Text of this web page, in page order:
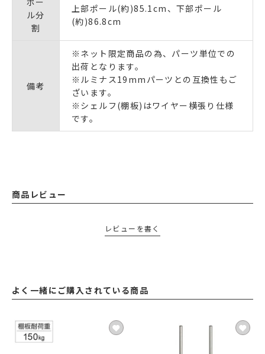
ル分
割
上部ポール(約)85.1cm、下部ポール
(約)86.8cm
備考
※ネット限定商品の為、パーツ単位での
出荷となります。
※ルミナス19mmパーツとの互換性もご
ざいます。
※シェルフ(棚板)はワイヤー横張り仕様
です。
商品レビュー
レビューを書く
よく一緒にご購入されている商品